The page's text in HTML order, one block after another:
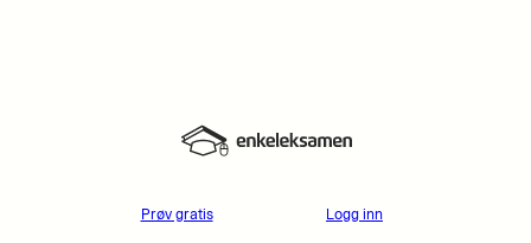
Prøv gratis Logg inn